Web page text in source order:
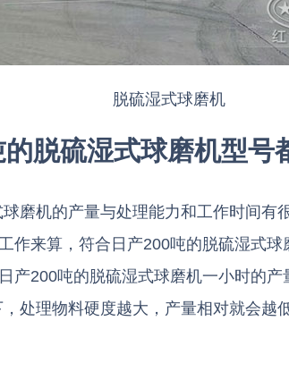
脱硫湿式球磨机
脱硫湿式球磨机型号
磨机的产量与处理能力和工作时间有
作来算，符合日产200吨的脱硫湿式
产200吨的脱硫湿式球磨机一小时的
处理物料硬度越大，产量相对就会越